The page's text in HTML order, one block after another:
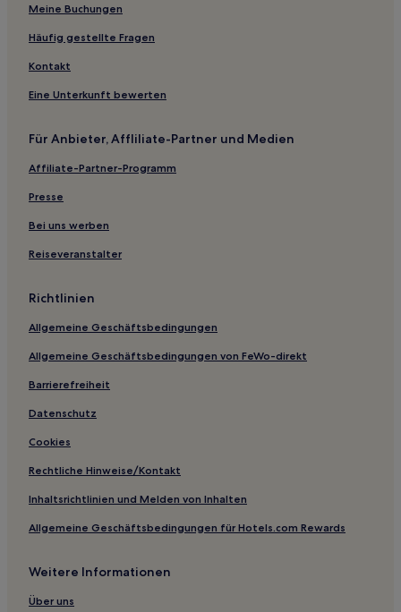
Meine Buchungen
Häufig gestellte Fragen
Kontakt
Eine Unterkunft bewerten
Für Anbieter, Affliliate-Partner und Medien
Affiliate-Partner-Programm
Presse
Bei uns werben
Reiseveranstalter
Richtlinien
Allgemeine Geschäftsbedingungen
Allgemeine Geschäftsbedingungen von FeWo-direkt
Barrierefreiheit
Datenschutz
Cookies
Rechtliche Hinweise/Kontakt
Inhaltsrichtlinien und Melden von Inhalten
Allgemeine Geschäftsbedingungen für Hotels.com Rewards
Weitere Informationen
Über uns